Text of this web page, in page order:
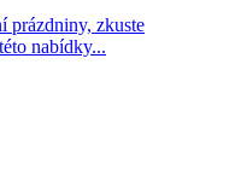
prázdniny, zkuste
nabídky...